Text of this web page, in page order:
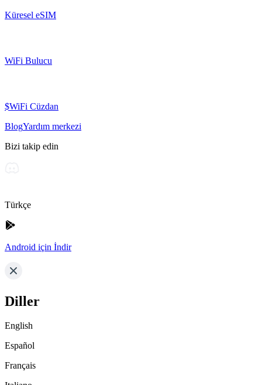
Küresel eSIM
WiFi Bulucu
$WiFi Cüzdan
BlogYardım merkezi
Bizi takip edin
Türkçe
Android için İndir
Diller
English
Español
Français